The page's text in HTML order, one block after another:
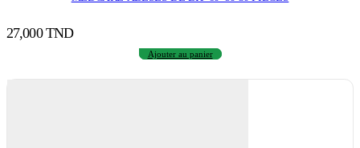
27,000TND
Ajouter au panier